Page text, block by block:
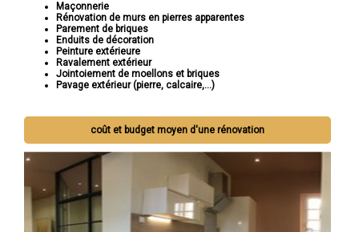
Maçonnerie
Rénovation de murs en pierres apparentes
Parement de briques
Enduits de décoration
Peinture extérieure
Ravalement extérieur
Jointoiement de moellons et briques
Pavage extérieur (pierre, calcaire,...)
coût et budget moyen d'une rénovation